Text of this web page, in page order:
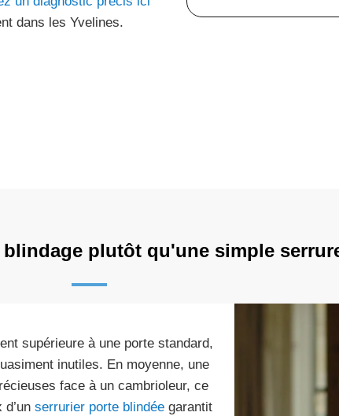
dans les Yvelines.
plutôt qu'une simple
supérieure à une porte standard,
inutiles. En moyenne, une
face à un cambrioleur, ce
serrurier porte blindée garantit